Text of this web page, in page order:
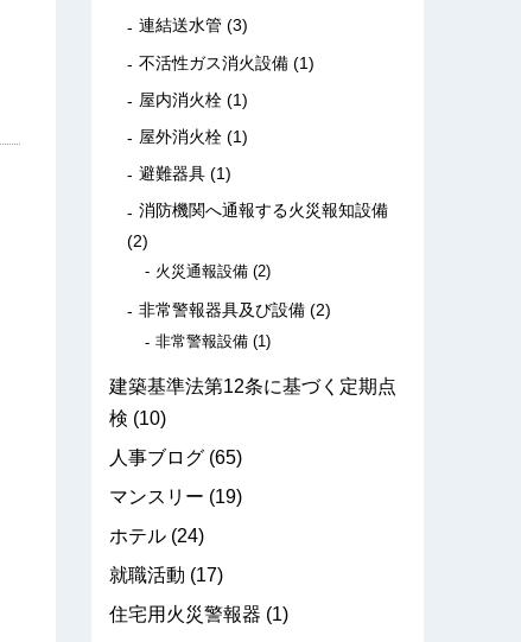
連結送水管 (3)
不活性ガス消火設備 (1)
屋内消火栓 (1)
屋外消火栓 (1)
避難器具 (1)
消防機関へ通報する火災報知設備
(2)
火災通報設備 (2)
非常警報器具及び設備 (2)
非常警報設備 (1)
建築基準法第12条に基づく定期点
検 (10)
人事ブログ (65)
マンスリー (19)
ホテル (24)
就職活動 (17)
住宅用火災警報器 (1)